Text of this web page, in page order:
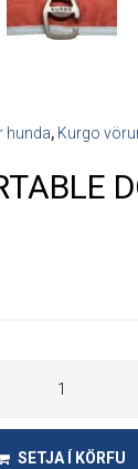
hunda, Kurgo
SETJA Í KÖRFU